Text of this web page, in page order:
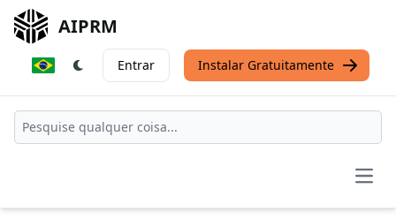
AIPRM
Entrar Instalar Gratuitamente